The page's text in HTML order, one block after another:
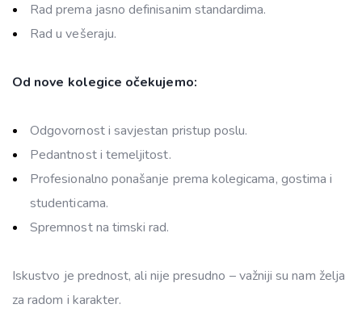
Rad prema jasno definisanim standardima.
Rad u vešeraju.
Od nove kolegice očekujemo:
Odgovornost i savjestan pristup poslu.
Pedantnost i temeljitost.
Profesionalno ponašanje prema kolegicama, gostima i
studenticama.
Spremnost na timski rad.
Iskustvo je prednost, ali nije presudno – važniji su nam želja
za radom i karakter.